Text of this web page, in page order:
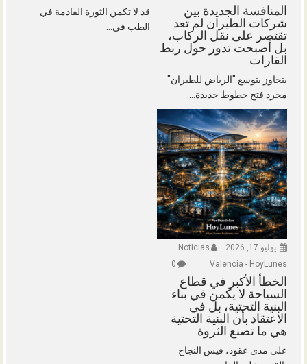
المنافسة الجديدة بين
شركات الطيران لم تعد
تقتصر على نقل الركاب،
بل أصبحت تدور حول ربط
القارات
يتجاوز يتوسع "الرياض للطيران"
مجرد فتح خطوط جديدة....
قد لا تكمن الثورة القادمة في
الطب في...
يوليو 17, 2026
Noticias
Valencia - HoyLunes
0
الخطأ الأكبر في قطاع
السياحة لا يكمن في بناء
البنية التحتية، بل في
الاعتقاد بأن البنية التحتية
هي ما تصنع الثروة
على مدى عقود، قيس النجاح